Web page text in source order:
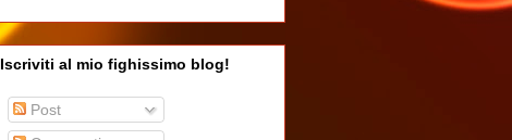
Iscriviti al mio fighissimo blog!
Post